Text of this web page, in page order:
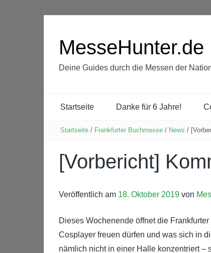
MesseHunter.de
Deine Guides durch die Messen der
Startseite Danke für 6 Jahre!
Startseite / Frankfurter Buchmesse / News /
[Vorbericht]
Veröffentlich am 18. Oktober 2019 von
Dieses Wochenende öffnet die
Cosplayer freuen dürfen und was sich in
nämlich nicht in einer Halle konzentriert –